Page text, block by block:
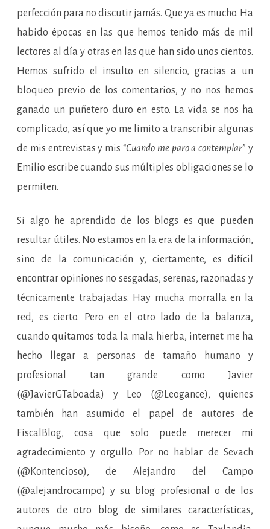
perfección para no discutir jamás. Que ya es mucho. Ha
habido épocas en las que hemos tenido más de mil
lectores al día y otras en las que han sido unos cientos.
Hemos sufrido el insulto en silencio, gracias a un
bloqueo previo de los comentarios, y no nos hemos
ganado un puñetero duro en esto. La vida se nos ha
complicado, así que yo me limito a transcribir algunas
de mis entrevistas y mis “Cuando me paro a contemplar” y
Emilio escribe cuando sus múltiples obligaciones se lo
permiten.
Si algo he aprendido de los blogs es que pueden
resultar útiles. No estamos en la era de la información,
sino de la comunicación y, ciertamente, es difícil
encontrar opiniones no sesgadas, serenas, razonadas y
técnicamente trabajadas. Hay mucha morralla en la
red, es cierto. Pero en el otro lado de la balanza,
cuando quitamos toda la mala hierba, internet me ha
hecho llegar a personas de tamaño humano y
profesional tan grande como Javier
(@JavierGTaboada) y Leo (@Leogance), quienes
también han asumido el papel de autores de
FiscalBlog, cosa que solo puede merecer mi
agradecimiento y orgullo. Por no hablar de Sevach
(@Kontencioso), de Alejandro del Campo
(@alejandrocampo) y su blog profesional o de los
autores de otro blog de similares características,